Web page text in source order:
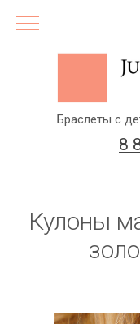
8
Браслеты с
Кулоны